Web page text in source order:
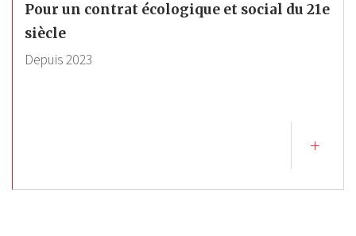
Pour un contrat écologique et social du 21e
siècle
Depuis2023